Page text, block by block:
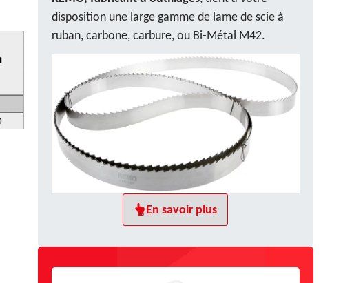
disposition une large gamme de lame de scie à
ruban, carbone, carbure, ou Bi-Métal M42.
En savoir plus